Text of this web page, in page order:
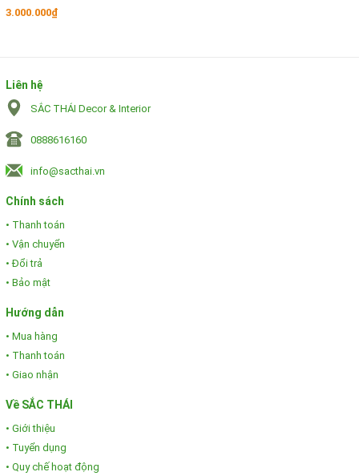
3.000.000₫
Liên hệ
SẮC THÁI Decor & Interior
0888616160
info@sacthai.vn
Chính sách
• Thanh toán
• Vận chuyển
• Đổi trả
• Bảo mật
Hướng dẫn
• Mua hàng
• Thanh toán
• Giao nhận
Về SẮC THÁI
• Giới thiệu
• Tuyển dụng
• Quy chế hoạt động